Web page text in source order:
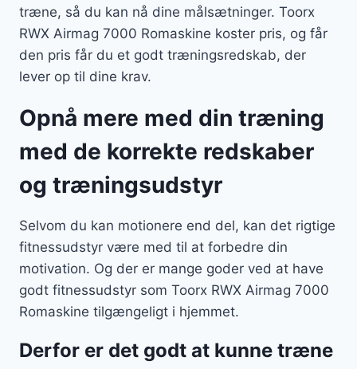
træne, så du kan nå dine målsætninger. Toorx
RWX Airmag 7000 Romaskine koster pris, og får
den pris får du et godt træningsredskab, der
lever op til dine krav.
Opnå mere med din træning
med de korrekte redskaber
og træningsudstyr
Selvom du kan motionere end del, kan det rigtige
fitnessudstyr være med til at forbedre din
motivation. Og der er mange goder ved at have
godt fitnessudstyr som Toorx RWX Airmag 7000
Romaskine tilgængeligt i hjemmet.
Derfor er det godt at kunne træne